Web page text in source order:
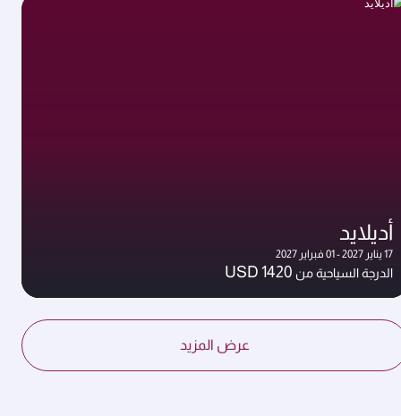
أديلايد
17 يناير 2027 - 01 فبراير 2027
الدرجة السياحية من USD 1420
عرض المزيد